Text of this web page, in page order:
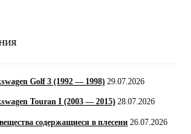
Golf 3 (1992 — 1998) 29.07.2026
Touran I (2003 — 2015) 28.07.2026
содержащиеся в плесени 26.07.2026